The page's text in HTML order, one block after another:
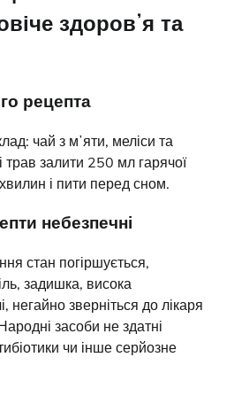
здоровʼя та
рецепта
чай з мʼяти, меліси та
залити 250 мл гарячої
і пити перед сном.
небезпечні
стан погіршується,
задишка, висока
негайно зверніться до лікаря
засоби не здатні
чи інше серйозне